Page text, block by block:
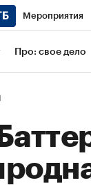
Мероприятия
Про: свое дело